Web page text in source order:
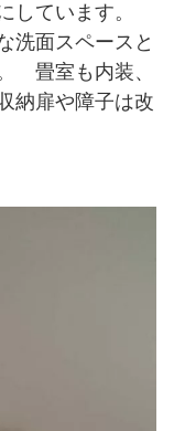
しています。
洗面スペースと
畳室も内装、
納扉や障子は改